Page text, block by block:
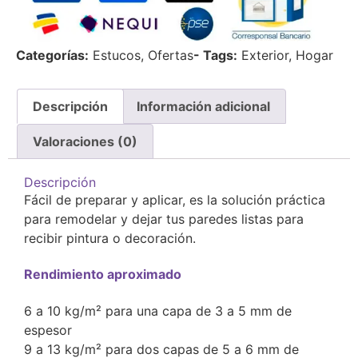
Categorías: Estucos, Ofertas- Tags: Exterior, Hogar
Descripción Información adicional
Valoraciones (0)
Descripción
Fácil de preparar y aplicar, es la solución práctica
para remodelar y dejar tus paredes listas para
recibir pintura o decoración.
Rendimiento aproximado
6 a 10 kg/m² para una capa de 3 a 5 mm de
espesor
9 a 13 kg/m² para dos capas de 5 a 6 mm de